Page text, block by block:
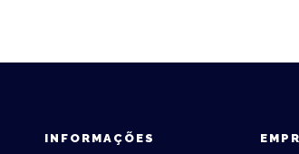
INFORMAÇÕES